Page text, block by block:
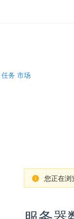
任务 市场
您正在浏